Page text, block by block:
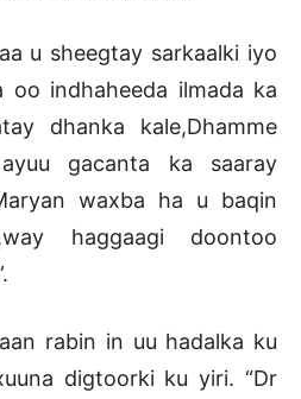
u sheegtay sarkaalki iyo
oo indhaheeda ilmada ka
dhanka kale,Dhamme
gacanta ka saaray
waxba ha u baqin
haggaagi doontoo
rabin in uu hadalka ku
digtoorki ku yiri. “Dr